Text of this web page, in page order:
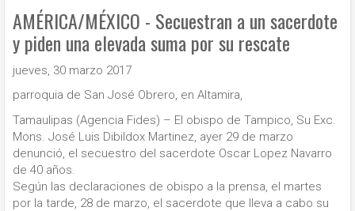
AMÉRICA/MÉXICO - Secuestran a un sacerdote
y piden una elevada suma por su rescate
jueves, 30 marzo 2017
parroquia de San José Obrero, en Altamira,
Tamaulipas (Agencia Fides) – El obispo de Tampico, Su Exc.
Mons. José Luis Dibildox Martinez, ayer 29 de marzo
denunció, el secuestro del sacerdote Oscar Lopez Navarro
de 40 años.
Según las declaraciones de obispo a la prensa, el martes
por la tarde, 28 de marzo, el sacerdote que lleva a cabo su